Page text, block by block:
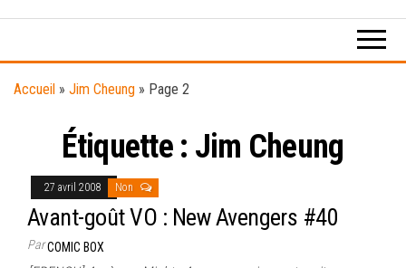
Accueil » Jim Cheung » Page 2
Étiquette : Jim Cheung
27 avril 2008 Non
Avant-goût VO : New Avengers #40
ParCOMIC BOX